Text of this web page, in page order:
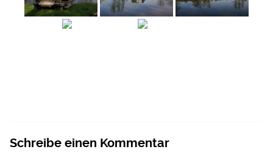
Schreibe einen Kommentar